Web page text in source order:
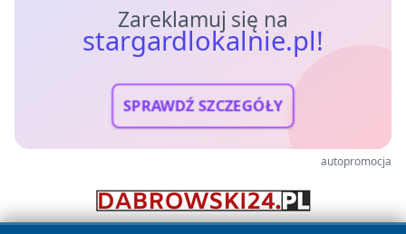
Zareklamuj się na
stargardlokalnie.pl!
SPRAWDŹ SZCZEGÓŁY
autopromocja